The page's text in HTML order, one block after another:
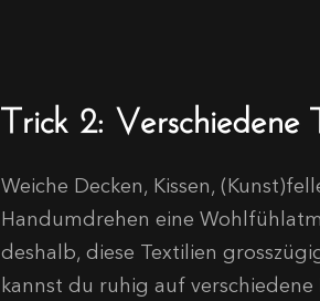
Trick 2: Verschiedene
Weiche Decken, Kissen,
Handumdrehen eine
deshalb, diese Textilien
kannst du ruhig auf